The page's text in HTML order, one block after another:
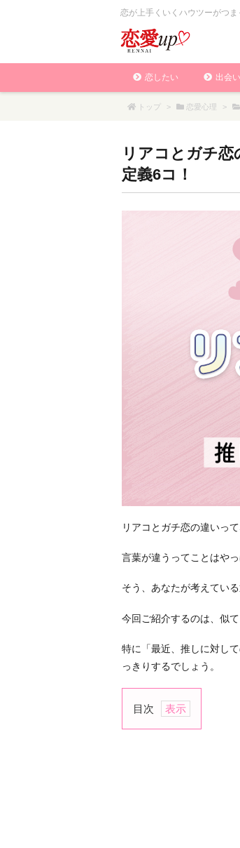
恋が上手くいくハウツーがつ
恋したい 出会い
トップ > 恋愛心理 >
リアコとガチ
定義6コ！
リアコとガチ恋の違いっ
言葉が違うってことはや
そう、あなたが考えてい
今回ご紹介するのは、似
特に「最近、推しに対し
っきりするでしょう。
目次
1.